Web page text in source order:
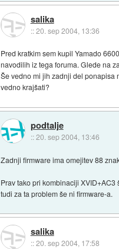
salika
::20. sep 2004, 13:36
Pred kratkim sem kupil Yamado
navodilih iz tega foruma. Glede na
Še vedno mi jih zadnji del ponapisa
vedno krajšati?
podtalje
::20. sep 2004, 13:46
Zadnji firmware ima omejitev 88
Prav tako pri kombinaciji
tudi za ta problem še ni firmware-a.
salika
::20. sep 2004, 17:58